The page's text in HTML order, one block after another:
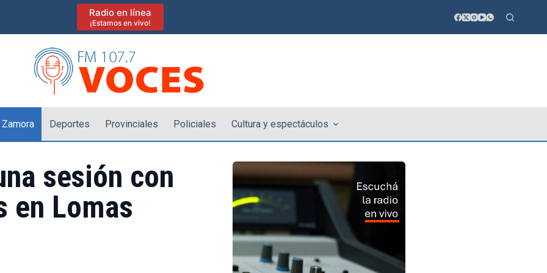
Radio en línea
¡Estamos en vivo!
Deportes Provinciales Policiales Cultura y espectáculos
sesión con
en Lomas